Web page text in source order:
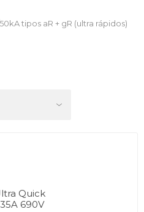
tipos aR + gR (ultra rápidos)
Quick
690V